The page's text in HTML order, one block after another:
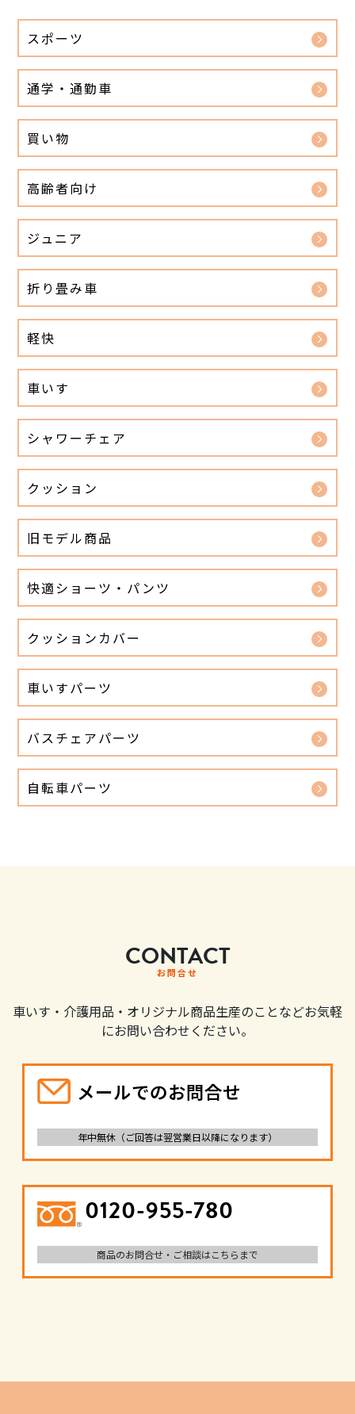
スポーツ
通学・通勤車
買い物
高齢者向け
ジュニア
折り畳み車
軽快
車いす
シャワーチェア
クッション
旧モデル商品
快適ショーツ・パンツ
クッションカバー
車いすパーツ
バスチェアパーツ
自転車パーツ
CONTACT
お問合せ
車いす・介護用品・オリジナル商品生産のことなどお気軽
にお問い合わせください。
メールでのお問合せ
年中無休（ご回答は翌営業日以降になります）
0120-955-780
商品のお問合せ・ご相談はこちらまで